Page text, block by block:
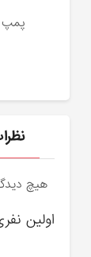
پمپ
هیچ
اولین